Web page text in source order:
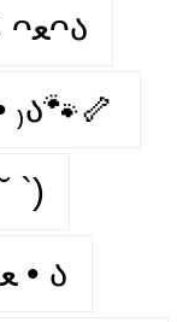
૮ ᴖﻌᴖა
₎ა🐾🦴
`)
૮ - ﻌ • ა⁩